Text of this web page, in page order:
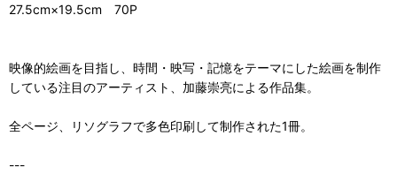
27.5cm×19.5cm 70P
映像的絵画を目指し、時間・映写・記憶をテーマにした絵画を制作
している注目のアーティスト、加藤崇亮による作品集。
全ページ、リソグラフで多色印刷して制作された1冊。
---